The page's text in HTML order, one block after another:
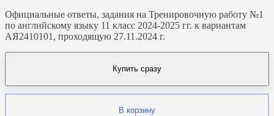
Официальные ответы, задания на Тренировочную работу №1
по английскому языку 11 класс 2024-2025 гг. к вариантам
АЯ2410101, проходящую 27.11.2024 г.
Купить сразу
В корзину